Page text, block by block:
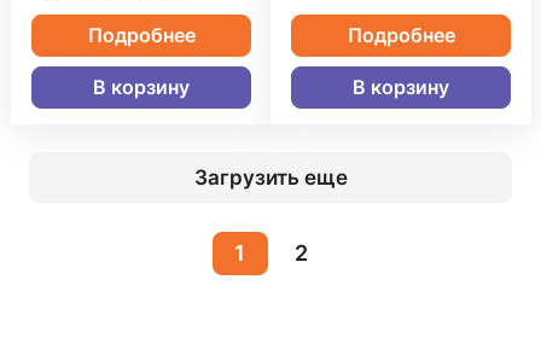
Подробнее
В корзину
Подробнее
В корзину
Загрузить еще
1 2